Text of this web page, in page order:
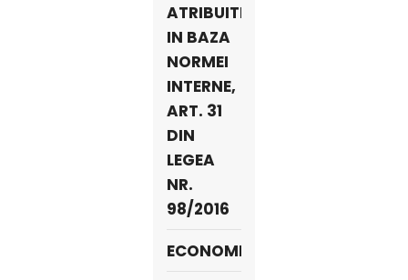
ATRIBUITE
IN BAZA
NORMEI
INTERNE,
ART. 31
DIN
LEGEA
NR.
98/2016
ECONOMIE